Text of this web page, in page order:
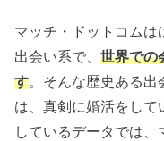
マッチ・ドットコムは
出会い系で、世界での
す。そんな歴史ある出
は、真剣に婚活をし
しているデータでは